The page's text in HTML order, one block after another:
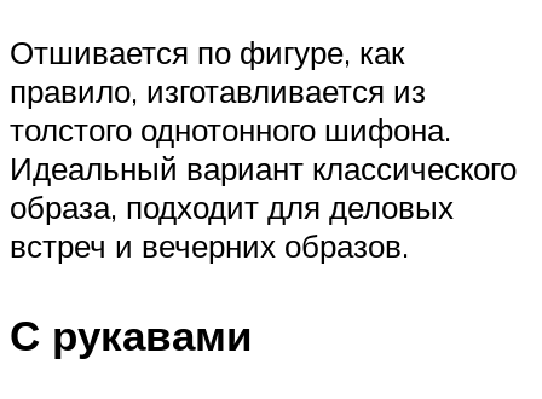
Отшивается по фигуре, как
правило, изготавливается из
толстого однотонного шифона.
Идеальный вариант классического
образа, подходит для деловых
встреч и вечерних образов.
С рукавами